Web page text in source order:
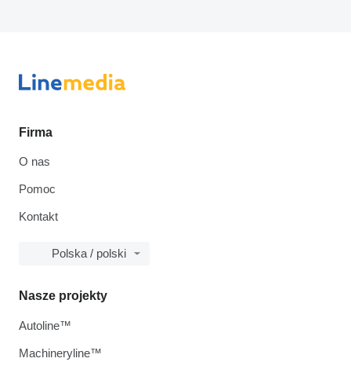
Firma
O nas
Pomoc
Kontakt
Polska / polski
Nasze projekty
Autoline™
Machineryline™